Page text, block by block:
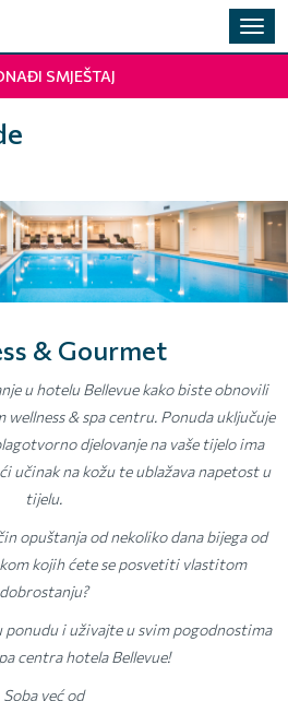
SMJEŠTAJ
& Gourmet
u hotelu Bellevue kako biste obnovili
wellness & spa centru. Ponuda uključuje
djelovanje na vaše tijelo ima
učinak na kožu te ublažava napetost u
tijelu.
opuštanja od nekoliko dana bijega od
kojih ćete se posvetiti vlastitom
dobrostanju?
i uživajte u svim pogodnostima
centra hotela Bellevue!
Soba već od